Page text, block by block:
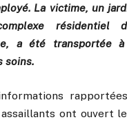
La victime, un
résidentiel
a été transportée
soins.
ont ouvert le